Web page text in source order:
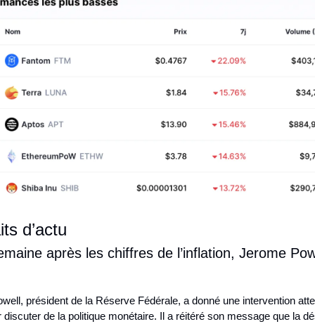
d’actu
après les chiffres de l’inflation, Jerome
président de la Réserve Fédérale, a donné une intervention
discuter de la politique monétaire. Il a réitéré son message que la